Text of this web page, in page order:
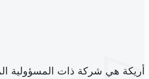
أريكة هي شركة ذات المسؤولية